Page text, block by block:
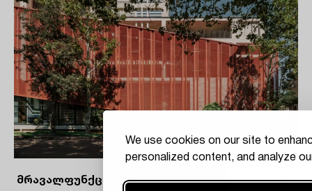
We use cookies on our site to
personalized content, and analyze
მრავალფუნქციური კომპლექსი საბურთალოზე